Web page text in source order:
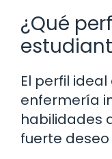
¿Qué
El perfil
enfermería
habilidades
fuerte